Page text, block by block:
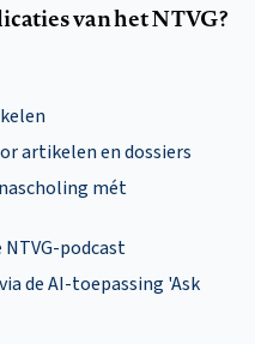
van het NTVG?
artikelen en dossiers
mét
podcast
de AI-toepassing 'Ask